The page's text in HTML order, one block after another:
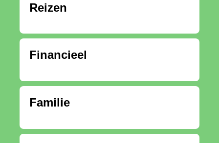
Reizen
Financieel
Familie